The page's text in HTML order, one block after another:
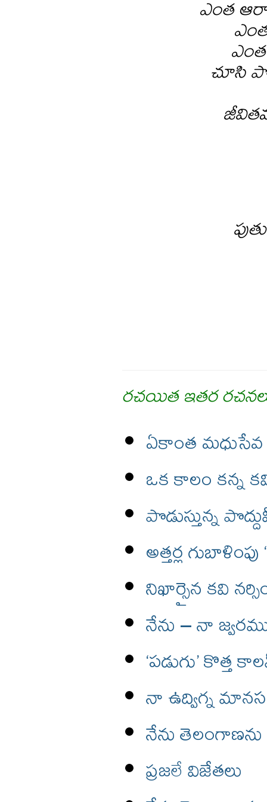
ఎంత
చూసి
రచయిత ఇతర
ఏకాంత మధుసేవ
ఒక కాలం కన్న
పొడుస్తున్న
అత్తర్ల
నిఖార్సైన కవి
నేను – నా
‘పడుగు’ కొత్త
నా ఉద్విగ్న
నేను
ప్రజలే విజేతలు